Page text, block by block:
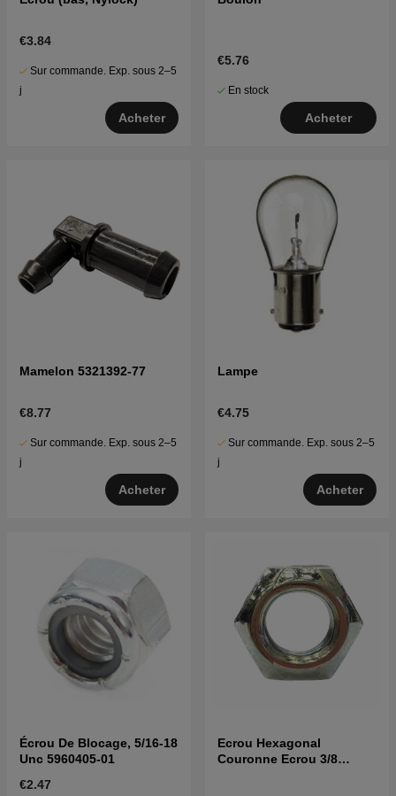
€3.84
Sur commande. Exp. sous 2–5
j
Acheter
€5.76
En stock
Acheter
Mamelon 5321392-77
€8.77
Sur commande. Exp. sous 2–5
j
Acheter
Lampe
€4.75
Sur commande. Exp. sous 2–5
j
Acheter
Écrou De Blocage, 5/16-18
Unc 5960405-01
€2.47
Ecrou Hexagonal
Couronne Ecrou 3/8